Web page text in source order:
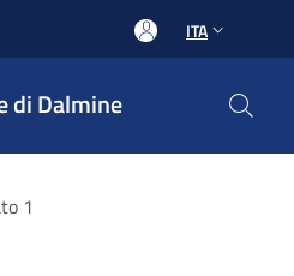
ITA
di Dalmine
1